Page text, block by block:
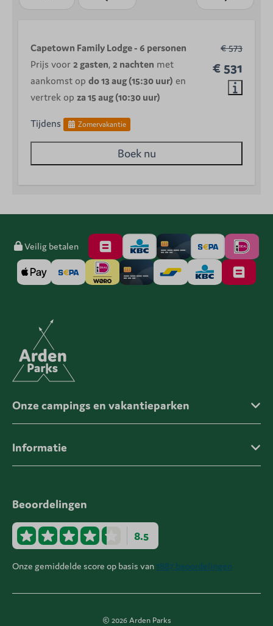
€ 573
€ 531
Capetown Family Lodge - 6 personen
Prijs voor 2 gasten, 2 nachten met
aankomst op do 13 aug (15:30 uur) en
vertrek op za 15 aug (10:30 uur)
Tijdens Zomervakantie
Boek nu
Veilig betalen
Onze campings en vakantieparken
Informatie
Beoordelingen
8.5
Onze gemiddelde score op basis van 1887 beoordelingen
© 2026 Arden Parks